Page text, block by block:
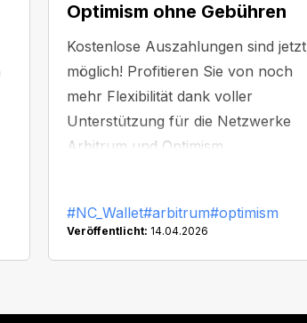
Optimism ohne Gebühren
Kostenlose Auszahlungen sind jetzt
möglich! Profitieren Sie von noch
mehr Flexibilität dank voller
Unterstützung für die Netzwerke
Arbitrum und Optimism.
#NC_Wallet#arbitrum#optimism
Veröffentlicht: 14.04.2026